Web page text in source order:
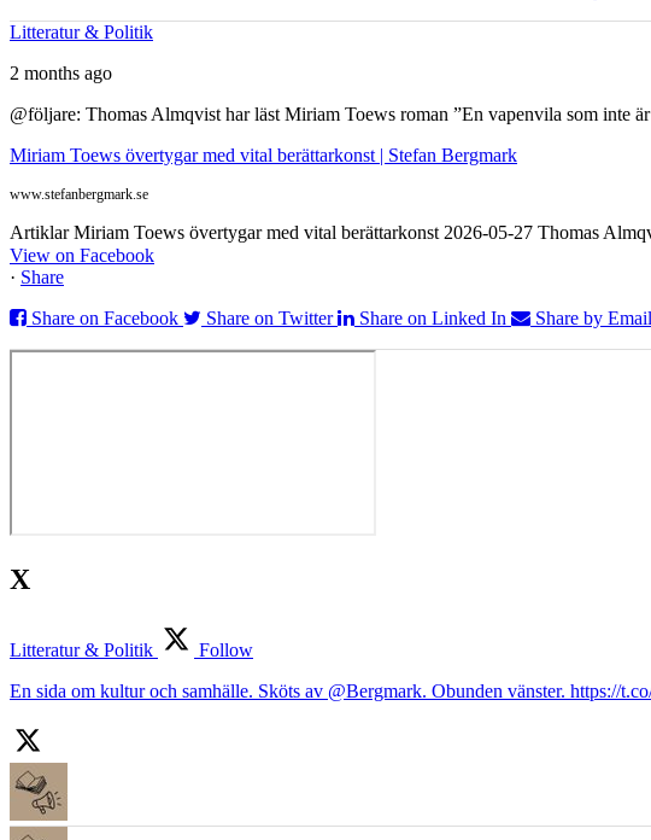
Litteratur & Politik
2 months ago
@följare: Thomas Almqvist har läst Miriam Toews roman ”En vapenvila som inte
Miriam Toews övertygar med vital berättarkonst | Stefan Bergmark
www.stefanbergmark.se
Artiklar Miriam Toews övertygar med vital berättarkonst 2026-05-27 Thomas
View on Facebook
· Share
Share on Facebook
Share on Twitter Share on Linked In Share by Email
X
Litteratur & Politik
Follow
En sida om kultur och samhälle. Sköts av @Bergmark. Obunden vänster. https://